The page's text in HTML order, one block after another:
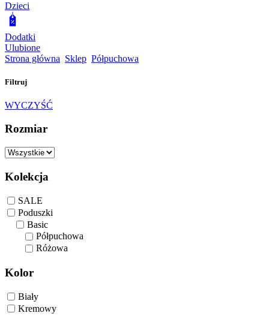
Dzieci
Dodatki
Ulubione
Strona główna Sklep Półpuchowa
Filtruj
WYCZYŚĆ
Rozmiar
Kolekcja
SALE
Poduszki
Basic
Półpuchowa
Różowa
Kolor
Biały
Kremowy